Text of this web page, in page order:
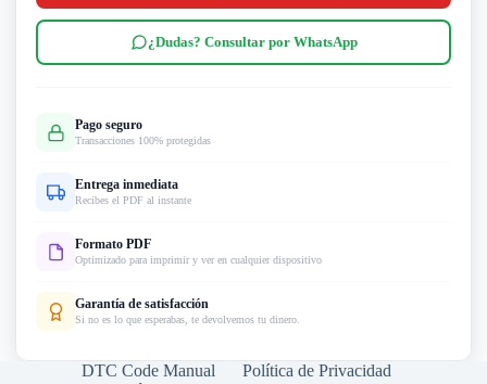
¿Dudas? Consultar por WhatsApp
Pago seguro
Transacciones 100% protegidas
Entrega inmediata
Recibes el PDF al instante
Formato PDF
Optimizado para imprimir y ver en cualquier dispositivo
Garantía de satisfacción
Si no es lo que esperabas, te devolvemos tu dinero.
DTC Code Manual
Política de Privacidad